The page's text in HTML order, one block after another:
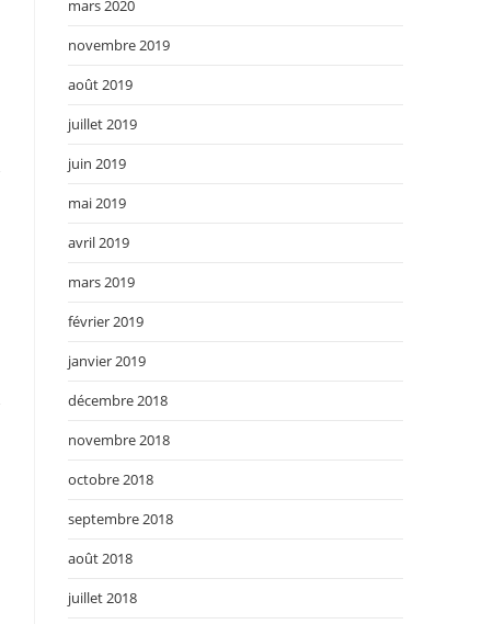
mars 2020
novembre 2019
août 2019
juillet 2019
juin 2019
mai 2019
avril 2019
mars 2019
février 2019
janvier 2019
décembre 2018
novembre 2018
octobre 2018
septembre 2018
août 2018
juillet 2018